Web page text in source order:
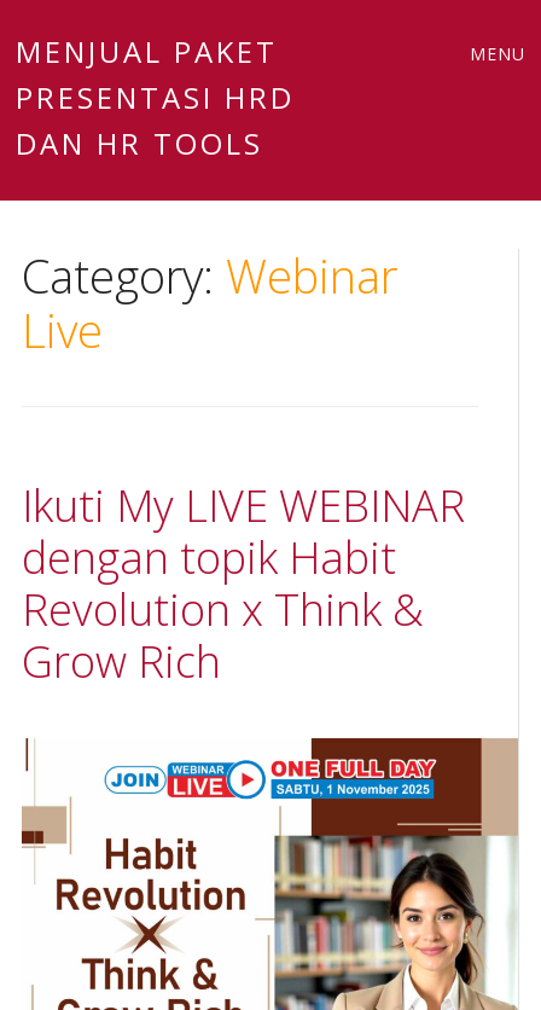
MENJUAL PAKET
PRESENTASI HRD
DAN HR TOOLS
MENU
Category: Webinar
Live
Ikuti My LIVE WEBINAR
dengan topik Habit
Revolution x Think &
Grow Rich